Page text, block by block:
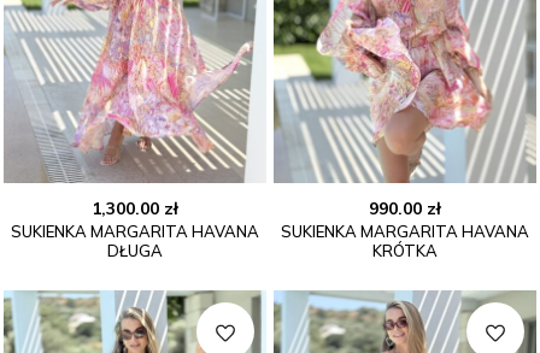
1,300.00 zł
SUKIENKA MARGARITA HAVANA
DŁUGA
990.00 zł
SUKIENKA MARGARITA HAVANA
KRÓTKA